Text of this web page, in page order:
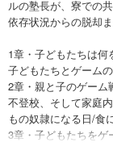
ルの塾長が、寮での
依存状況からの脱却
1章・子どもたちは
子どもたちとゲーム
2章・親と子のゲーム
不登校、そして家庭
もの奴隷になる日/食
3章・子どもたちをゲ
寮での生活で子ども